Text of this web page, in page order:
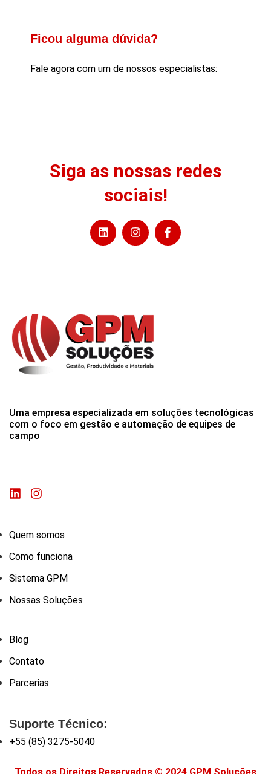
Ficou alguma dúvida?
Fale agora com um de nossos especialistas:
Siga as nossas redes
sociais!
Uma empresa especializada em soluções tecnológicas
com o foco em gestão e automação de equipes de
campo
Quem somos
Como funciona
Sistema GPM
Nossas Soluções
Blog
Contato
Parcerias
Suporte Técnico:
+55 (85) 3275-5040